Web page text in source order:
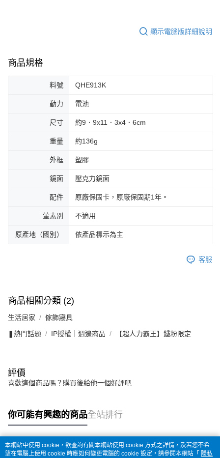
顯示電腦版詳細說明
商品規格
料號 QHE913K
動力 電池
尺寸 約9．9x11．3x4．6cm
重量 約136g
外框 塑膠
鏡面 壓克力鏡面
配件 原廠保固卡，原廠保固期1年。
葷素別 不適用
原產地（國別） 依產品標示為主
客服
商品相關分類 (2)
生活居家 傢飾寢具
❚熱門話題 IP授權｜週邊商品 【超人力霸王】鐵粉限定
評價
喜歡這個商品嗎？購買後給他一個好評吧
你可能有興趣的商品全站排行
熱門標籤
本網站中使用 cookie，欲查詢有關本網站使用 cookie 方式之詳情，及若您不希
望在電腦上使用 cookie 時應如何變更電腦的 cookie 設定，請參閱本網站「 隱私